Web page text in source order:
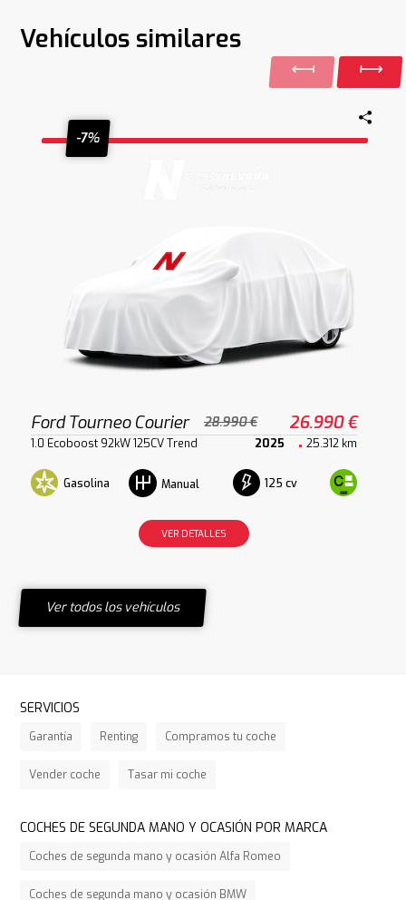
Vehículos similares
-7%
Ford Tourneo Courier 28.990 € 26.990 €
1.0 Ecoboost 92kW 125CV Trend 2025 25.312 km
Gasolina Manual 125 cv
VER DETALLES
Ver todos los vehículos
SERVICIOS
Garantía Renting Compramos tu coche
Vender coche Tasar mi coche
COCHES DE SEGUNDA MANO Y OCASIÓN POR MARCA
Coches de segunda mano y ocasión Alfa Romeo
Coches de segunda mano y ocasión BMW